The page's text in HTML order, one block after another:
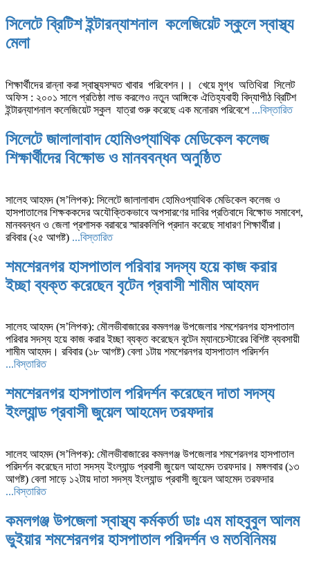
সিলেটে ব্রিটিশ ইন্টারন্যাশনাল কলেজিয়েট স্কুলে স্বাস্থ্য
মেলা
শিক্ষার্থীদের রান্না করা স্বাস্থ্যসম্মত খাবার পরিবেশন।। খেয়ে মুগ্ধ অতিথিরা সিলেট
অফিস : ২০০১ সালে প্রতিষ্ঠা লাভ করলেও নতুন আঙ্গিকে ঐতিহ্যবাহী বিদ্যাপীঠ ব্রিটিশ
ইন্টারন্যাশনাল কলেজিয়েট স্কুল যাত্রা শুরু করেছে এক মনোরম পরিবেশে ...বিস্তারিত
সিলেটে জালালাবাদ হোমিওপ্যাথিক মেডিকেল কলেজ
শিক্ষার্থীদের বিক্ষোভ ও মানববন্ধন অনুষ্ঠিত
সালেহ আহমদ (স’লিপক): সিলেটে জালালাবাদ হোমিওপ্যাথিক মেডিকেল কলেজ ও
হাসপাতালের শিক্ষককদের অযৌক্তিকভাবে অপসারণের দাবির প্রতিবাদে বিক্ষোভ সমাবেশ,
মানববন্ধন ও জেলা প্রশাসক বরাবরে স্মারকলিপি প্রদান করেছে সাধারণ শিক্ষার্থীরা।
রবিবার (২৫ আগষ্ট) ...বিস্তারিত
শমশেরনগর হাসপাতাল পরিবার সদস্য হয়ে কাজ করার
ইচ্ছা ব্যক্ত করেছেন বৃটেন প্রবাসী শামীম আহমদ
সালেহ আহমদ (স’লিপক): মৌলভীবাজারের কমলগঞ্জ উপজেলার শমশেরনগর হাসপাতাল
পরিবার সদস্য হয়ে কাজ করার ইচ্ছা ব্যক্ত করেছেন বৃটেন ম্যানচেস্টারের বিশিষ্ট ব্যবসায়ী
শামীম আহমদ। রবিবার (১৮ আগষ্ট) বেলা ১টায় শমশেরনগর হাসপাতাল পরিদর্শন
...বিস্তারিত
শমশেরনগর হাসপাতাল পরিদর্শন করেছেন দাতা সদস্য
ইংল্যান্ড প্রবাসী জুয়েল আহমেদ তরফদার
সালেহ আহমদ (স’লিপক): মৌলভীবাজারের কমলগঞ্জ উপজেলার শমশেরনগর হাসপাতাল
পরিদর্শন করেছেন দাতা সদস্য ইংল্যান্ড প্রবাসী জুয়েল আহমেদ তরফদার। মঙ্গলবার (১৩
আগষ্ট) বেলা সাড়ে ১২টায় দাতা সদস্য ইংল্যান্ড প্রবাসী জুয়েল আহমেদ তরফদার
...বিস্তারিত
কমলগঞ্জ উপজেলা স্বাস্থ্য কর্মকর্তা ডাঃ এম মাহবুবুল আলম
ভুইয়ার শমশেরনগর হাসপাতাল পরিদর্শন ও মতবিনিময়